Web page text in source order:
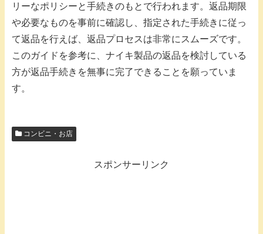
リーなポリシーと手続きのもとで行われます。返品期限
や必要なものを事前に確認し、指定された手続きに従っ
て返品を行えば、返品プロセスは非常にスムーズです。
このガイドを参考に、ナイキ製品の返品を検討している
方が返品手続きを無事に完了できることを願っていま
す。
コンビニ・お店
スポンサーリンク